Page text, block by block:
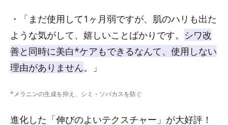
・「まだ使用して1ヶ月弱ですが、肌のハリも出た
ような気がして、嬉しいことばかりです。 シワ改
善と同時に美白*ケアもできるなんて、使用しない
理由がありません。」
*メラニンの生成を抑え、シミ・ソバカスを防ぐ
進化した「伸びのよいテクスチャー」が大好評！